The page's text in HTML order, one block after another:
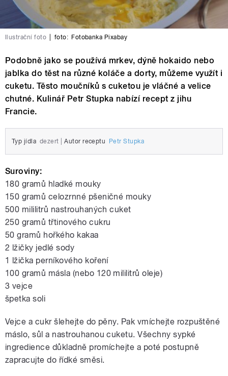
Ilustrační foto foto: Fotobanka Pixabay
Podobně jako se používá mrkev, dýně hokaido nebo
jablka do těst na různé koláče a dorty, můžeme využít i
cuketu. Těsto moučníků s cuketou je vláčné a velice
chutné. Kulinář Petr Stupka nabízí recept z jihu
Francie.
Typ jídla dezert Autor receptu Petr Stupka
Suroviny:
180 gramů hladké mouky
150 gramů celozrnné pšeničné mouky
500 mililitrů nastrouhaných cuket
250 gramů třtinového cukru
50 gramů hořkého kakaa
2 lžičky jedlé sody
1 lžička perníkového koření
100 gramů másla (nebo 120 mililitrů oleje)
3 vejce
špetka soli
Vejce a cukr šlehejte do pěny. Pak vmíchejte rozpuštěné
máslo, sůl a nastrouhanou cuketu. Všechny sypké
ingredience důkladně promíchejte a poté postupně
zapracujte do řídké směsi.